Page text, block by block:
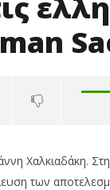
Χαλκιαδάκη.
των